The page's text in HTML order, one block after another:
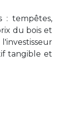
: tempêtes,
du bois et
tangible et